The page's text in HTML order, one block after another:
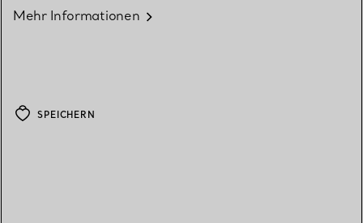
Mehr Informationen
SPEICHERN